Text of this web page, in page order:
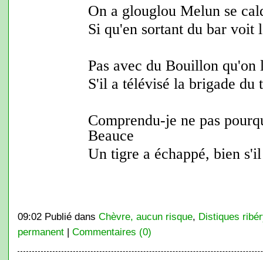
On a glouglou Melun se
Si qu'en sortant du bar voit
Pas avec du Bouillon qu'on
S'il a télévisé la brigade du
Comprendu-je ne pas
Beauce
Un tigre a échappé, bien
09:02 Publié dans Chèvre, aucun risque, Distiques
permanent| Commentaires (0)